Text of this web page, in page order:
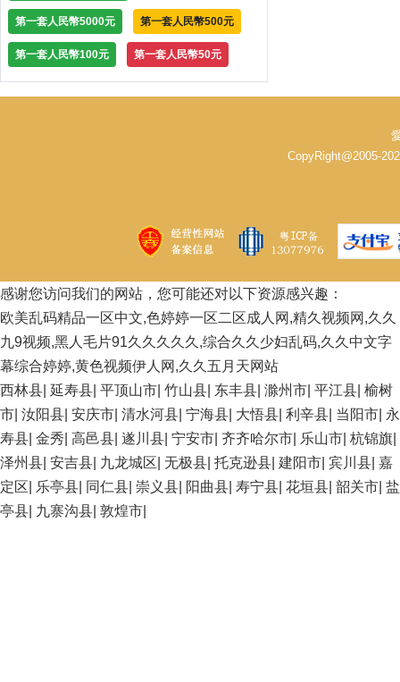
第一套人民幣5000元 第一套人民幣500元
第一套人民幣100元 第一套人民幣50元
CopyRight@2005-
感谢您访问我们的网站，您可能还对以下资源感兴趣：
欧美乱码精品一区中文,色婷婷一区二区成人网,精久视频网,久久
九9视频,黑人毛片91久久久久久,综合久久少妇乱码,久久中文字
幕综合婷婷,黄色视频伊人网,久久五月天网站
西林县 延寿县 平顶山市 竹山县 东丰县 滁州市 平江县 榆树
市 汝阳县 安庆市 清水河县 宁海县 大悟县 利辛县 当阳市 永
寿县 金秀 高邑县 遂川县 宁安市 齐齐哈尔市 乐山市 杭锦旗
泽州县 安吉县 九龙城区 无极县 托克逊县 建阳市 宾川县 嘉
定区
乐亭县 同仁县 崇义县 阳曲县 寿宁县 花垣县 韶关市 盐
亭县 九寨沟县 敦煌市